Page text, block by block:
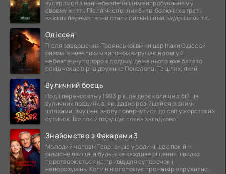
зустрітися з найнебезпечнішим випробуванням у
своєму житті. Після численних битв, болючих втрат і
важких перемог вони стали сильнішими, мудрішими та
Одіссея
Після завершення Троянської війни цар Ітаки Одіссей
разом із невеликим загоном вирушає в довгу й
небезпечну подорож додому, де на нього вже багато
років чекає вірна дружина Пенелопа. Та шлях, який
Вуличний боєць
Події переносять у 1993 рік, де двоє колишніх бійців
вуличних поєдинків, які давно розійшлися різними
шляхами, змушені знову повернутися до світу жорстоких
сутичок. Їх спокій порушує поява загадкової
Знайомство з Факерами 3
Молодий чоловік Генрі виріс у родині, де спокій —
рідкісне явище, а будь-яке важливе рішення швидко
перетворюється на привід для суперечок і
непорозумінь. Коли він оголошує про намір одружитися,